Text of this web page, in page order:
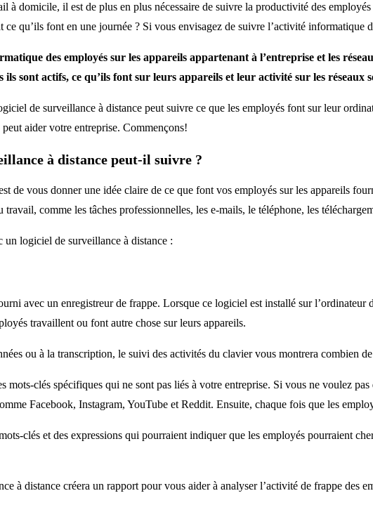
à domicile, il est de plus en plus nécessaire de suivre la productivité des
ce qu’ils font en une journée ? Si vous envisagez de suivre l’activité informatique
des employés sur les appareils appartenant à l’entreprise et les
ils sont actifs, ce qu’ils font sur leurs appareils et leur activité sur les réseaux
de surveillance à distance peut suivre ce que les employés font sur leur
aider votre entreprise. Commençons!
à distance peut-il suivre ?
de vous donner une idée claire de ce que font vos employés sur les appareils
travail, comme les tâches professionnelles, les e-mails, le téléphone, les
logiciel de surveillance à distance :
avec un enregistreur de frappe. Lorsque ce logiciel est installé sur l’ordinateur
travaillent ou font autre chose sur leurs appareils.
ou à la transcription, le suivi des activités du clavier vous montrera combien
mots-clés spécifiques qui ne sont pas liés à votre entreprise. Si vous ne voulez
Facebook, Instagram, YouTube et Reddit. Ensuite, chaque fois que les
clés et des expressions qui pourraient indiquer que les employés pourraient
à distance créera un rapport pour vous aider à analyser l’activité de frappe des